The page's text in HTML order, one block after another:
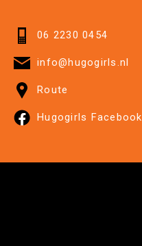
06 2230 0454
info@hugogirls.nl
Route
Hugogirls Facebook